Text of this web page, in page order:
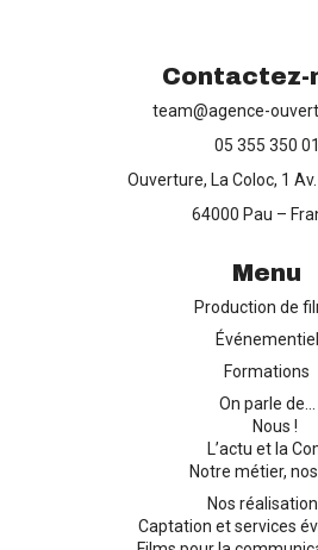
Production de
Captation
Formation
Contact
Contactez-
team@agence-
05 355 350 01
Ouverture, La Coloc, 1
64000 Pau –
Menu
Production de
Événementiel
Formations
On parle de…
Nous !
L’actu et la
Notre métier,
Nos
Captation et services